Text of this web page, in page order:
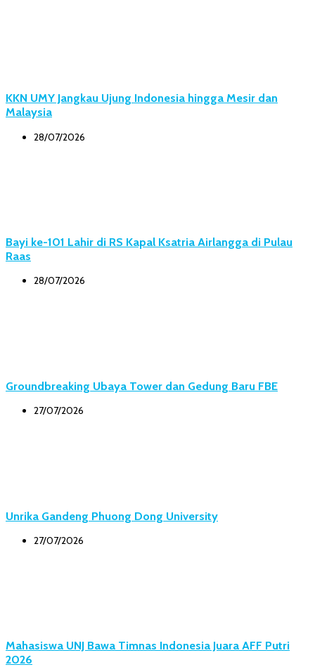
KKN UMY Jangkau Ujung Indonesia hingga Mesir dan
Malaysia
28/07/2026
Bayi ke-101 Lahir di RS Kapal Ksatria Airlangga di Pulau
Raas
28/07/2026
Groundbreaking Ubaya Tower dan Gedung Baru FBE
27/07/2026
Unrika Gandeng Phuong Dong University
27/07/2026
Mahasiswa UNJ Bawa Timnas Indonesia Juara AFF Putri
2026